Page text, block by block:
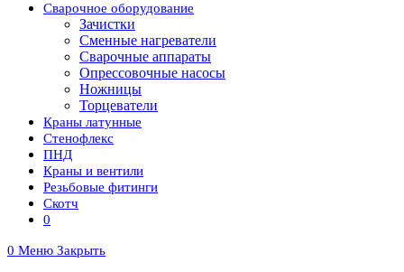
Сварочное оборудование
Зачистки
Сменные нагреватели
Сварочные аппараты
Опрессовочные насосы
Ножницы
Торцеватели
Краны латунные
Стенофлекс
ПНД
Краны и вентили
Резьбовые фитинги
Скотч
0
0 Меню Закрыть